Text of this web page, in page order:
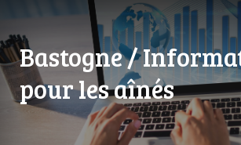
Bastogne /
pour les aînés